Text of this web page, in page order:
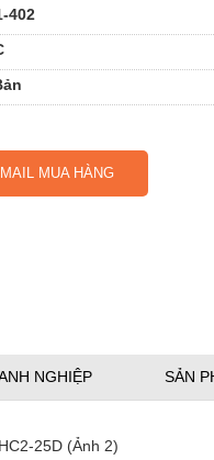
402
MUA HÀNG
NGHIỆP SẢN